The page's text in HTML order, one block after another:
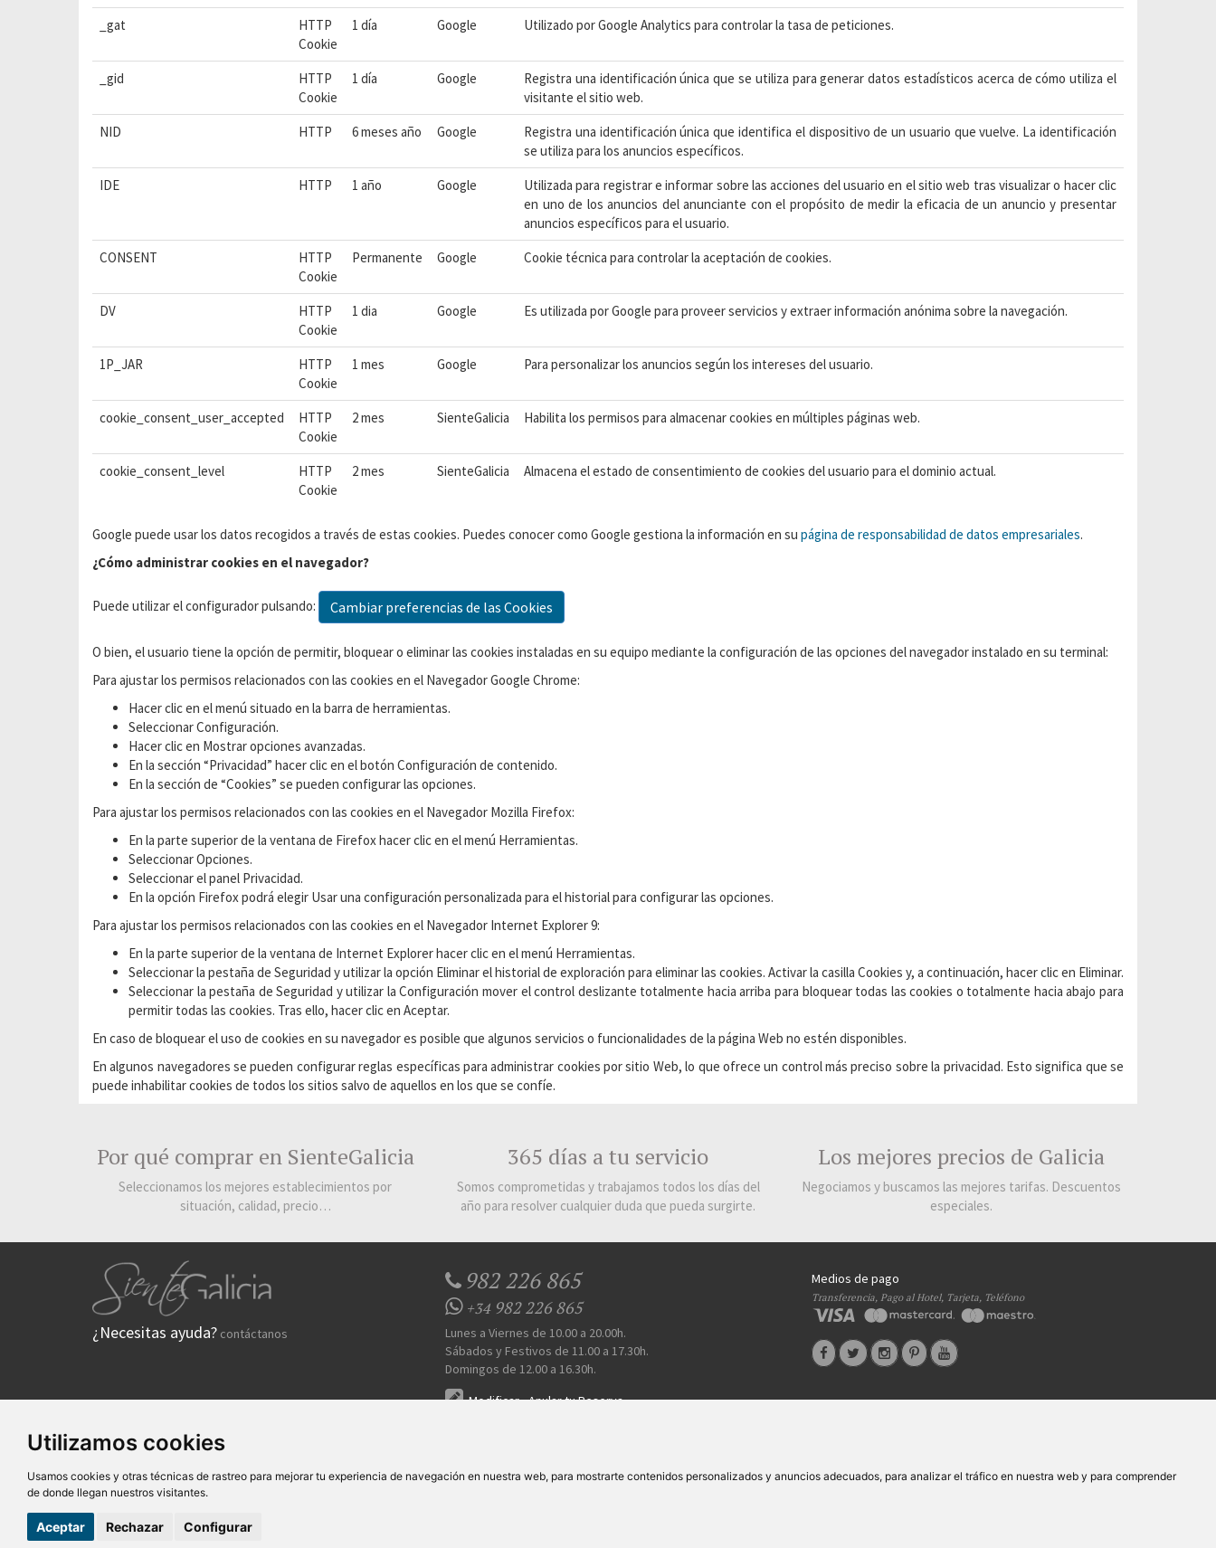
Utilizamos cookies
Usamos cookies y otras técnicas de rastreo para mejorar tu experiencia de navegación en nuestra web, para mostrarte contenidos personalizados y anuncios adecuados, para analizar el tráfico en nuestra web y para comprender
de donde llegan nuestros visitantes.
Aceptar Rechazar Configurar
_gat
HTTP
Cookie
1 día Google Utilizado por Google Analytics para controlar la tasa de peticiones.
_gid
HTTP
Cookie
1 día Google
Registra una identificación única que se utiliza para generar datos estadísticos acerca de cómo utiliza el
visitante el sitio web.
NID
HTTP 6 meses año Google
Registra una identificación única que identifica el dispositivo de un usuario que vuelve. La identificación
se utiliza para los anuncios específicos.
IDE
HTTP 1 año Google
Utilizada para registrar e informar sobre las acciones del usuario en el sitio web tras visualizar o hacer clic
en uno de los anuncios del anunciante con el propósito de medir la eficacia de un anuncio y presentar
anuncios específicos para el usuario.
CONSENT
HTTP
Cookie
Permanente Google Cookie técnica para controlar la aceptación de cookies.
DV
HTTP
Cookie
1 dia Google Es utilizada por Google para proveer servicios y extraer información anónima sobre la navegación.
1P_JAR
HTTP
Cookie
1 mes Google Para personalizar los anuncios según los intereses del usuario.
cookie_consent_user_accepted
HTTP
Cookie
2 mes SienteGalicia Habilita los permisos para almacenar cookies en múltiples páginas web.
cookie_consent_level
HTTP
Cookie
2 mes SienteGalicia Almacena el estado de consentimiento de cookies del usuario para el dominio actual.
Google puede usar los datos recogidos a través de estas cookies. Puedes conocer como Google gestiona la información en su página de responsabilidad de datos empresariales.
¿Cómo administrar cookies en el navegador?
Puede utilizar el configurador pulsando: Cambiar preferencias de las Cookies
O bien, el usuario tiene la opción de permitir, bloquear o eliminar las cookies instaladas en su equipo mediante la configuración de las opciones del navegador instalado en su terminal:
Para ajustar los permisos relacionados con las cookies en el Navegador Google Chrome:
Hacer clic en el menú situado en la barra de herramientas.
Seleccionar Configuración.
Hacer clic en Mostrar opciones avanzadas.
En la sección “Privacidad” hacer clic en el botón Configuración de contenido.
En la sección de “Cookies” se pueden configurar las opciones.
Para ajustar los permisos relacionados con las cookies en el Navegador Mozilla Firefox:
En la parte superior de la ventana de Firefox hacer clic en el menú Herramientas.
Seleccionar Opciones.
Seleccionar el panel Privacidad.
En la opción Firefox podrá elegir Usar una configuración personalizada para el historial para configurar las opciones.
Para ajustar los permisos relacionados con las cookies en el Navegador Internet Explorer 9:
En la parte superior de la ventana de Internet Explorer hacer clic en el menú Herramientas.
Seleccionar la pestaña de Seguridad y utilizar la opción Eliminar el historial de exploración para eliminar las cookies. Activar la casilla Cookies y, a continuación, hacer clic en Eliminar.
Seleccionar la pestaña de Seguridad y utilizar la Configuración mover el control deslizante totalmente hacia arriba para bloquear todas las cookies o totalmente hacia abajo para
permitir todas las cookies. Tras ello, hacer clic en Aceptar.
En caso de bloquear el uso de cookies en su navegador es posible que algunos servicios o funcionalidades de la página Web no estén disponibles.
En algunos navegadores se pueden configurar reglas específicas para administrar cookies por sitio Web, lo que ofrece un control más preciso sobre la privacidad. Esto significa que se
puede inhabilitar cookies de todos los sitios salvo de aquellos en los que se confíe.
Por qué comprar en SienteGalicia
Seleccionamos los mejores establecimientos por
situación, calidad, precio…
365 días a tu servicio
Somos comprometidas y trabajamos todos los días del
año para resolver cualquier duda que pueda surgirte.
Los mejores precios de Galicia
Negociamos y buscamos las mejores tarifas. Descuentos
especiales.
¿Necesitas ayuda? contáctanos
982 226 865
+34982 226 865
Lunes a Viernes de 10.00 a 20.00h.
Sábados y Festivos de 11.00 a 17.30h.
Domingos de 12.00 a 16.30h.
Modificar-Anular tu Reserva
Medios de pago
Transferencia, Pago al Hotel, Tarjeta, Teléfono